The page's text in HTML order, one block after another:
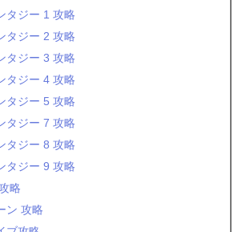
タジー 1 攻略
タジー 2 攻略
タジー 3 攻略
タジー 4 攻略
タジー 5 攻略
タジー 7 攻略
タジー 8 攻略
タジー 9 攻略
略
ン 攻略